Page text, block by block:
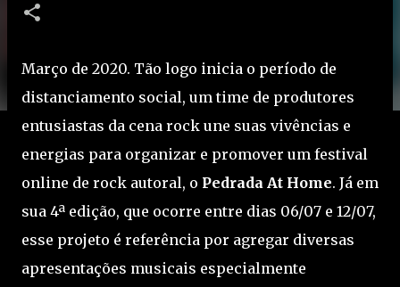
Março de 2020. Tão logo inicia o período de
distanciamento social, um time de produtores
entusiastas da cena rock une suas vivências e
energias para organizar e promover um festival
online de rock autoral, o Pedrada At Home. Já em
sua 4ª edição, que ocorre entre dias 06/07 e 12/07,
esse projeto é referência por agregar diversas
apresentações musicais especialmente